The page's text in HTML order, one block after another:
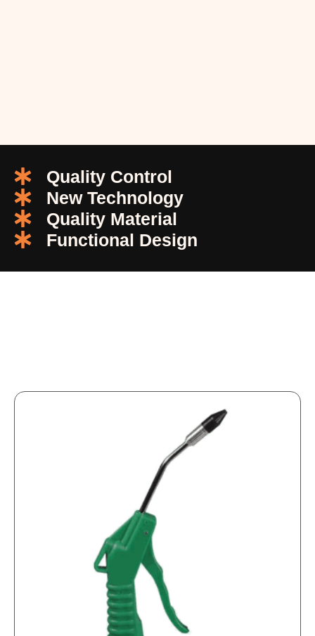
Quality Control
New Technology
Quality Material
Functional Design